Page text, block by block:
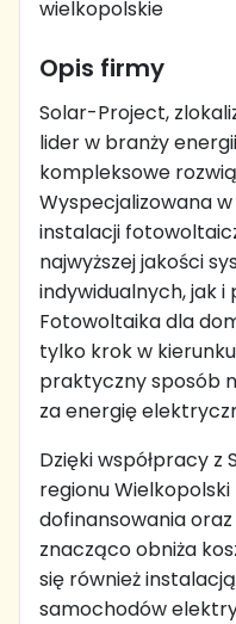
wielkopolskie
Opis firmy
Solar-Project,
lider w branży
kompleksowe
Wyspecjalizowana
instalacji
najwyższej jakości
indywidualnych, jak i
Fotowoltaika dla
tylko krok w
praktyczny sposób
za energię
Dzięki współpracy
regionu
dofinansowania
znacząco obniża
się również
samochodów